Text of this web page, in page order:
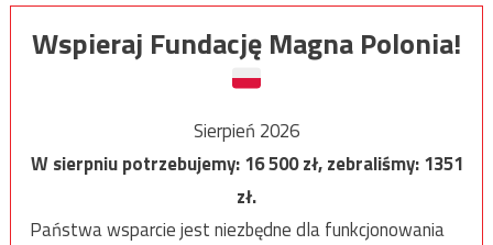
Wspieraj Fundację Magna Polonia!
Sierpień 2026
W sierpniu potrzebujemy:16 500zł, zebraliśmy:1351
zł.
Państwa wsparcie jest niezbędne dla funkcjonowania